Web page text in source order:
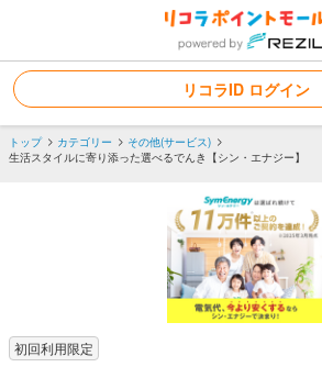
リコラID ログイン
トップ カテゴリー
その他(サービス)
生活スタイルに寄り添った選べるでんき【シン・エナジー】
初回利用限定